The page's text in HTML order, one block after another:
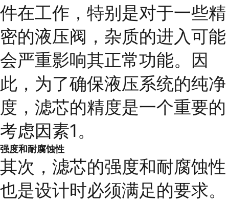
件在工作，特别是对于一些精
密的液压阀，杂质的进入可能
会严重影响其正常功能。因
此，为了确保液压系统的纯净
度，滤芯的精度是一个重要的
考虑因素1。
强度和耐腐蚀性
其次，滤芯的强度和耐腐蚀性
也是设计时必须满足的要求。